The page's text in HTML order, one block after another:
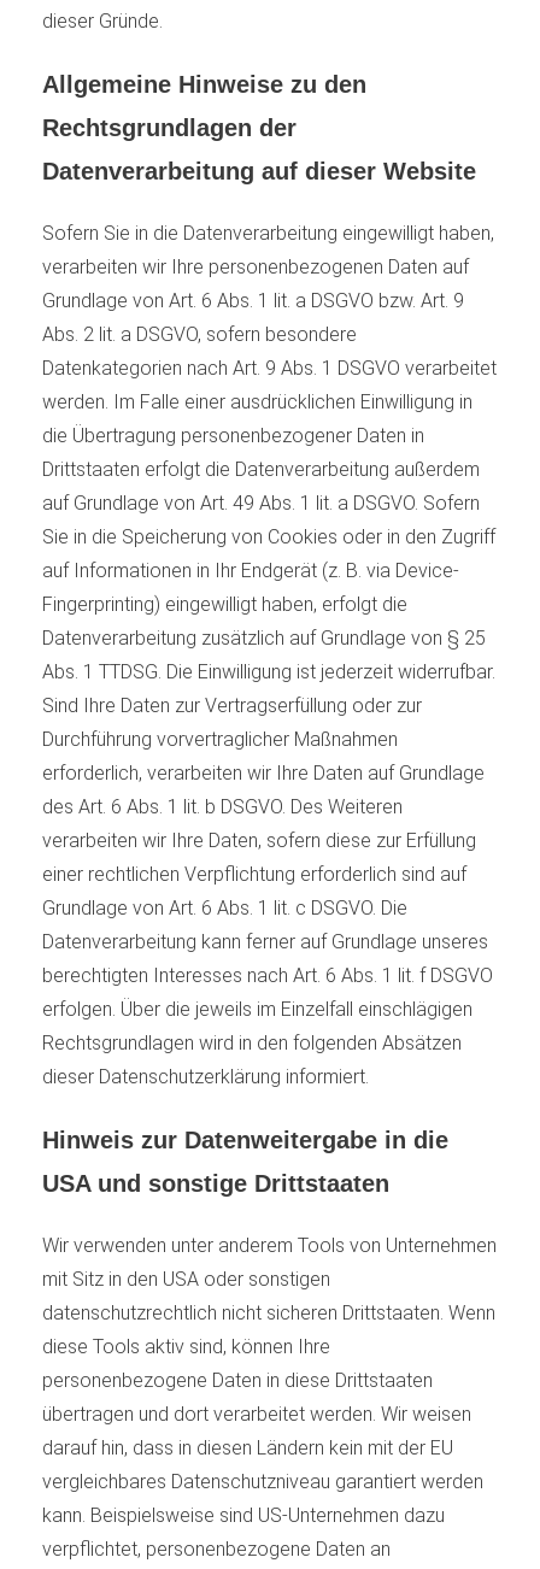
dieser Gründe.
Allgemeine Hinweise zu den
Rechtsgrundlagen der
Datenverarbeitung auf dieser Website
Sofern Sie in die Datenverarbeitung eingewilligt haben,
verarbeiten wir Ihre personenbezogenen Daten auf
Grundlage von Art. 6 Abs. 1 lit. a DSGVO bzw. Art. 9
Abs. 2 lit. a DSGVO, sofern besondere
Datenkategorien nach Art. 9 Abs. 1 DSGVO verarbeitet
werden. Im Falle einer ausdrücklichen Einwilligung in
die Übertragung personenbezogener Daten in
Drittstaaten erfolgt die Datenverarbeitung außerdem
auf Grundlage von Art. 49 Abs. 1 lit. a DSGVO. Sofern
Sie in die Speicherung von Cookies oder in den Zugriff
auf Informationen in Ihr Endgerät (z. B. via Device-
Fingerprinting) eingewilligt haben, erfolgt die
Datenverarbeitung zusätzlich auf Grundlage von § 25
Abs. 1 TTDSG. Die Einwilligung ist jederzeit widerrufbar.
Sind Ihre Daten zur Vertragserfüllung oder zur
Durchführung vorvertraglicher Maßnahmen
erforderlich, verarbeiten wir Ihre Daten auf Grundlage
des Art. 6 Abs. 1 lit. b DSGVO. Des Weiteren
verarbeiten wir Ihre Daten, sofern diese zur Erfüllung
einer rechtlichen Verpflichtung erforderlich sind auf
Grundlage von Art. 6 Abs. 1 lit. c DSGVO. Die
Datenverarbeitung kann ferner auf Grundlage unseres
berechtigten Interesses nach Art. 6 Abs. 1 lit. f DSGVO
erfolgen. Über die jeweils im Einzelfall einschlägigen
Rechtsgrundlagen wird in den folgenden Absätzen
dieser Datenschutzerklärung informiert.
Hinweis zur Datenweitergabe in die
USA und sonstige Drittstaaten
Wir verwenden unter anderem Tools von Unternehmen
mit Sitz in den USA oder sonstigen
datenschutzrechtlich nicht sicheren Drittstaaten. Wenn
diese Tools aktiv sind, können Ihre
personenbezogene Daten in diese Drittstaaten
übertragen und dort verarbeitet werden. Wir weisen
darauf hin, dass in diesen Ländern kein mit der EU
vergleichbares Datenschutzniveau garantiert werden
kann. Beispielsweise sind US-Unternehmen dazu
verpflichtet, personenbezogene Daten an